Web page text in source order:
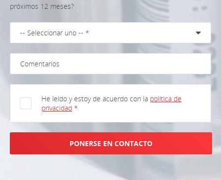
próximos 12 meses?
He leído y estoy de acuerdo con la política de
privacidad *
PONERSE EN CONTACTO